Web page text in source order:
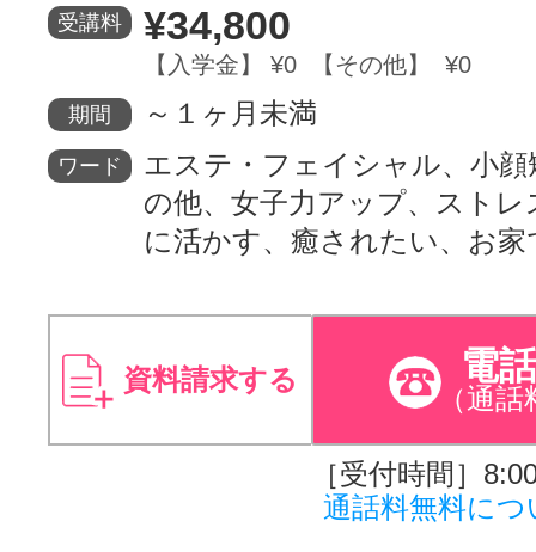
受講料 ¥34,800
【入学金】 ¥0 【その他】 ¥0
期間 ～１ヶ月未満
ワード
エステ・フェイシャル、小顔
の他、女子力アップ、ストレ
に活かす、癒されたい、お
資料請求する 電
（通話
［受付時間］
通話料無料につ